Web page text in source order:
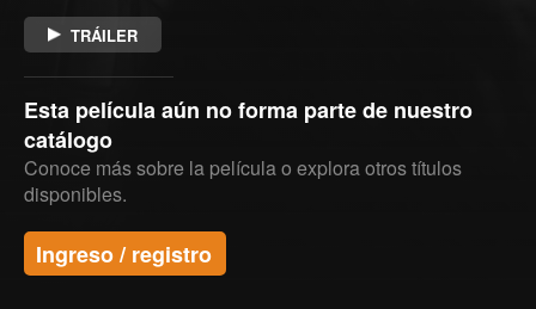
TRÁILER
Esta película aún no forma parte de nuestro
catálogo
Conoce más sobre la película o explora otros títulos
disponibles.
Ingreso / registro